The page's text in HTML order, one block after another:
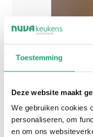
Toestemming
Deze website maakt
We gebruiken cookies
personaliseren, om
en om ons